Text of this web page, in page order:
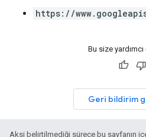
https://
Bu size
Geri bildirim
Aksi belirtilmediği sürece bu sayfanın